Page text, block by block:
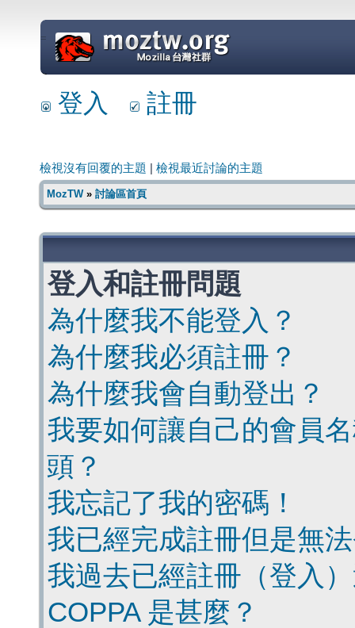
=
登入 註冊
檢視沒有回覆的主題 檢視最近討論的主題
MozTW» 討論區首頁
登入和註冊問題
為什麼我不能登入？
為什麼我必須註冊？
為什麼我會自動登出？
我要如何讓自己的會員
頭？
我忘記了我的密碼！
我已經完成註冊但是無
我過去已經註冊（登入
COPPA 是甚麼？